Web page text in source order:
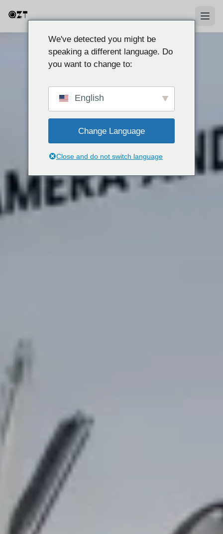
We've detected you might be
speaking a different language. Do
you want to change to:
English
Change Language
Close and do not switch language